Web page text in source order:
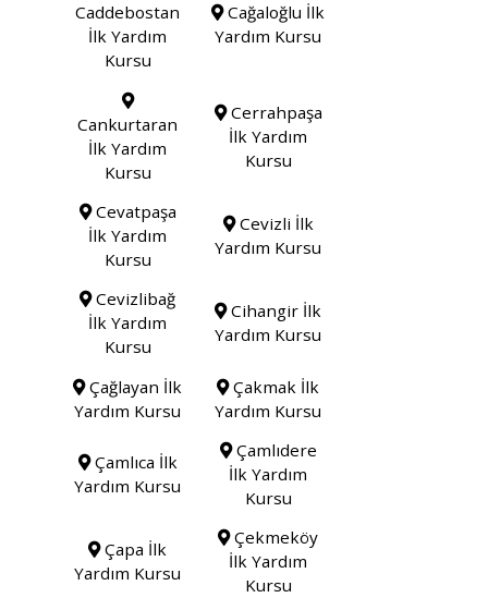
Caddebostan
İlk Yardım
Kursu
Cağaloğlu İlk
Yardım Kursu
Cankurtaran
İlk Yardım
Kursu
Cerrahpaşa
İlk Yardım
Kursu
Cevatpaşa
İlk Yardım
Kursu
Cevizli İlk
Yardım Kursu
Cevizlibağ
İlk Yardım
Kursu
Cihangir İlk
Yardım Kursu
Çağlayan İlk
Yardım Kursu
Çakmak İlk
Yardım Kursu
Çamlıca İlk
Yardım Kursu
Çamlıdere
İlk Yardım
Kursu
Çapa İlk
Yardım Kursu
Çekmeköy
İlk Yardım
Kursu